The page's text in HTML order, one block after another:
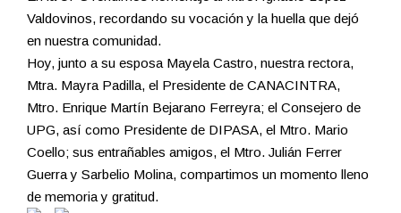
Valdovinos, recordando su vocación y la huella que dejó
en nuestra comunidad.
Hoy, junto a su esposa Mayela Castro, nuestra rectora,
Mtra. Mayra Padilla, el Presidente de CANACINTRA,
Mtro. Enrique Martín Bejarano Ferreyra; el Consejero de
UPG, así como Presidente de DIPASA, el Mtro. Mario
Coello; sus entrañables amigos, el Mtro. Julián Ferrer
Guerra y Sarbelio Molina, compartimos un momento lleno
de memoria y gratitud.